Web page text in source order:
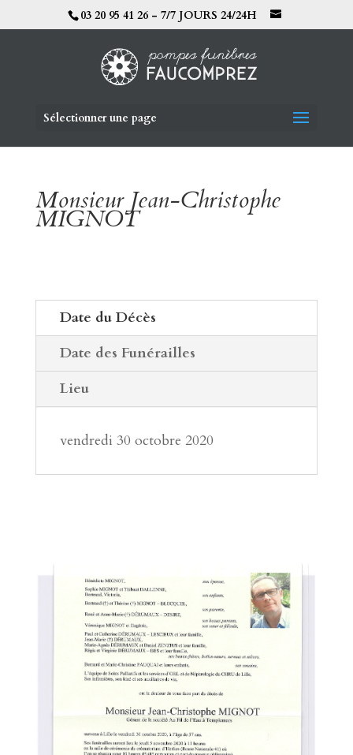
03 20 95 41 26 - 7/7 JOURS 24/24H
Sélectionner une page
Monsieur Jean-Christophe
MIGNOT
Date du Décès
Date des Funérailles
Lieu
vendredi 30 octobre 2020